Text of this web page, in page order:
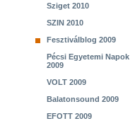
Sziget 2010
SZIN 2010
Fesztiválblog 2009
Pécsi Egyetemi Napok
2009
VOLT 2009
Balatonsound 2009
EFOTT 2009